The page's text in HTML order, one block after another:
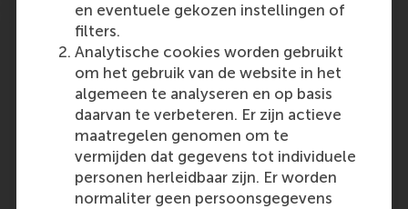
en eventuele gekozen instellingen of
filters.
Analytische cookies worden gebruikt
om het gebruik van de website in het
algemeen te analyseren en op basis
daarvan te verbeteren. Er zijn actieve
maatregelen genomen om te
vermijden dat gegevens tot individuele
personen herleidbaar zijn. Er worden
normaliter geen persoonsgegevens
Appian Names Americo Mazzotta Vice
President of EMEA Sales
Appian appoints RSM Executive MBA 2019
alumnus Americo Mazzotta as Vice President
of EMEA Sales to lead the company's sales
efforts in Europe, the Middle East and Africa
(EMEA), focusing on driving business growth,
nurturing…